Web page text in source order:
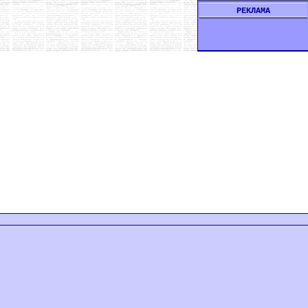
РЕКЛАМА